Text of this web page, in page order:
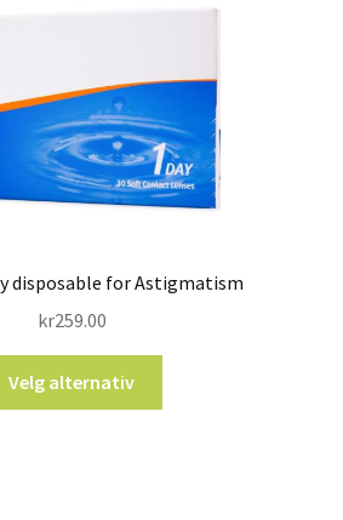
disposable for Astigmatism
kr259.00
Velg alternativ